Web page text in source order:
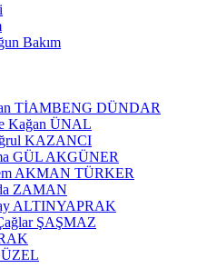
Bakım
TİAMBENG DÜNDAR
Kağan ÜNAL
KAZANCI
GÜL AKGÜNER
AKMAN TÜRKER
ZAMAN
ALTINYAPRAK
ŞAŞMAZ